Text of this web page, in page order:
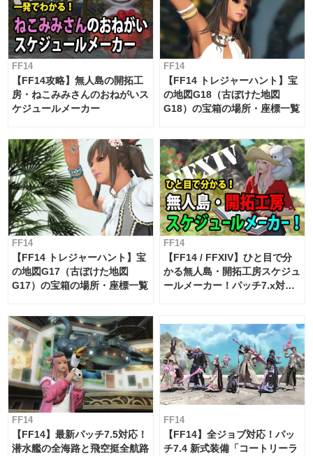
FF14
【FF14攻略】無人島の開拓工
房・ねこみみさんのおねがいス
ケジュールメーカー
FF14
【FF14 トレジャーハント】宝
の地図G18（古ぼけた地図
G18）の宝箱の場所・座標一覧
FF14
【FF14 トレジャーハント】宝
の地図G17（古ぼけた地図
G17）の宝箱の場所・座標一覧
FF14
【FF14 / FFXIV】ひと目で分
かる無人島・開拓工房スケジュ
ールメーカー！パッチ7.x対応
FF14
【FF14】最新パッチ7.5対応！
潜水艦の全海路と飛空挺全航路
FF14
【FF14】全ジョブ対応！パッ
チ7.4 新式装備「コートリーラ